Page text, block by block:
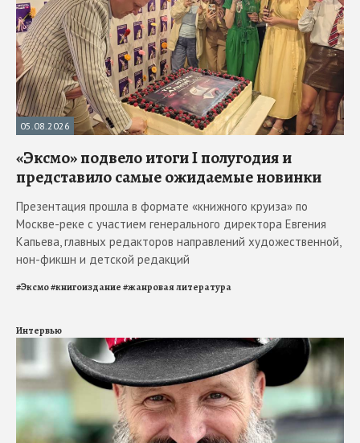
05.08.2026
«Эксмо» подвело итоги I полугодия и
представило самые ожидаемые новинки
Презентация прошла в формате «книжного круиза» по
Москве-реке с участием генерального директора Евгения
Капьева, главных редакторов направлений художественной,
нон-фикшн и детской редакций
#Эксмо#книгоиздание#жанровая литература
Интервью